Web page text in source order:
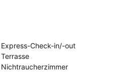
Express-Check-in/-out
Terrasse
Nichtraucherzimmer